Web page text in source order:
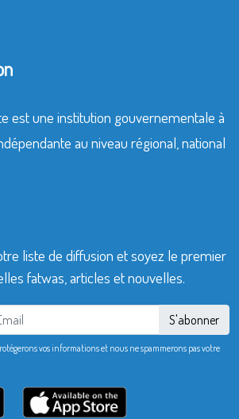
est une institution gouvernementale à
au niveau régional, national
liste de diffusion et soyez le premier
fatwas, articles et nouvelles.
S'abonner
vos informations et nous ne spammerons pas votre